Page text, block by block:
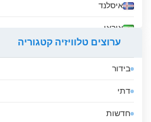
איסלנד
איראן
אל סלבדור
אלבניה
אלג&#039;יריה
ערוצים טלוויזיה קטגוריה
בידור
דתי
חדשות